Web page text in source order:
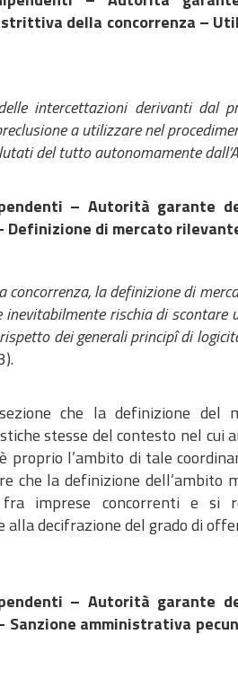
della concorrenza –
intercettazioni derivanti dal
a utilizzare nel
del tutto autonomamente
– Autorità garante
di mercato
la definizione di
rischia di scontare
dei generali principî di
che la definizione del
stesse del contesto nel cui
proprio l’ambito di tale
che la definizione dell’ambito
fra imprese concorrenti e si
decifrazione del grado di
– Autorità garante
amministrativa